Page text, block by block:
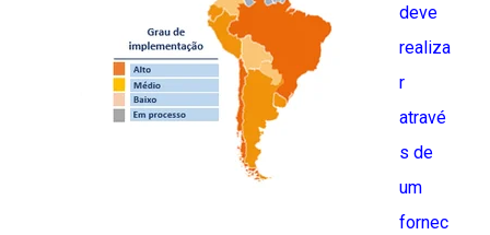
deve
realiza
r
atravé
s de
um
fornec